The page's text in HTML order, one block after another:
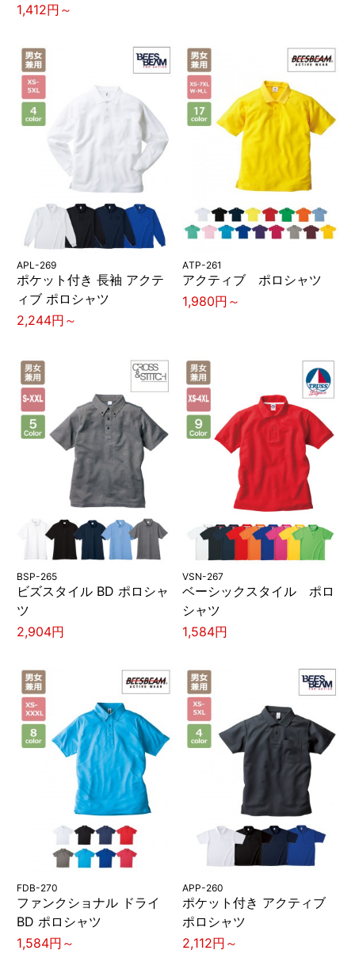
1,412円～
APL-269
ポケット付き 長袖 アクテ
ィブ ポロシャツ
2,244円～
ATP-261
アクティブ ポロシャツ
1,980円～
BSP-265
ビズスタイル BD ポロシャ
ツ
2,904円
VSN-267
ベーシックスタイル ポロ
シャツ
1,584円
FDB-270
ファンクショナル ドライ
BD ポロシャツ
1,584円～
APP-260
ポケット付き アクティブ
ポロシャツ
2,112円～